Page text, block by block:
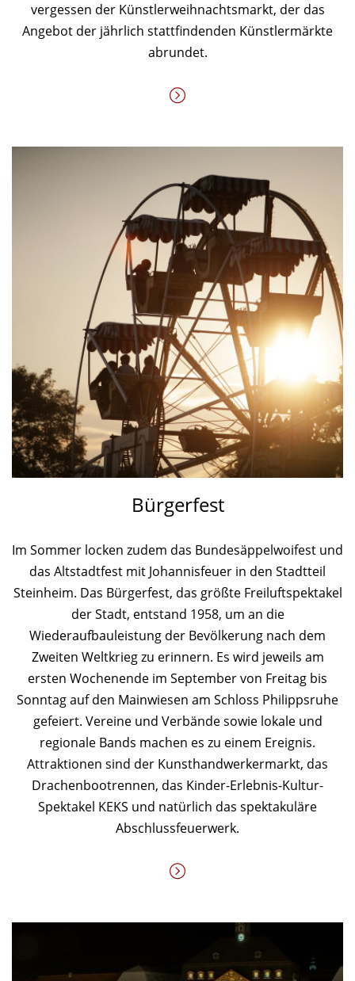
vergessen der Künstlerweihnachtsmarkt, der das
Angebot der jährlich stattfindenden Künstlermärkte
abrundet.
Bürgerfest
Im Sommer locken zudem das Bundesäppelwoifest und
das Altstadtfest mit Johannisfeuer in den Stadtteil
Steinheim. Das Bürgerfest, das größte Freiluftspektakel
der Stadt, entstand 1958, um an die
Wiederaufbauleistung der Bevölkerung nach dem
Zweiten Weltkrieg zu erinnern. Es wird jeweils am
ersten Wochenende im September von Freitag bis
Sonntag auf den Mainwiesen am Schloss Philippsruhe
gefeiert. Vereine und Verbände sowie lokale und
regionale Bands machen es zu einem Ereignis.
Attraktionen sind der Kunsthandwerkermarkt, das
Drachenbootrennen, das Kinder-Erlebnis-Kultur-
Spektakel KEKS und natürlich das spektakuläre
Abschlussfeuerwerk.